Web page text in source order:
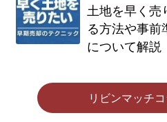
土地を早く売
る方法や事前
について解説
リビンマッチ